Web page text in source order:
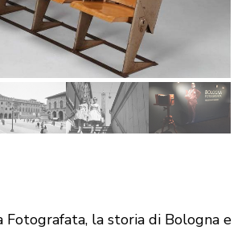
Fotografata, la storia di Bologna e